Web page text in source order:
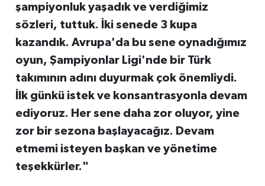
şampiyonluk yaşadık ve verdiğimiz
sözleri, tuttuk. İki senede 3 kupa
kazandık. Avrupa'da bu sene oynadığımız
oyun, Şampiyonlar Ligi'nde bir Türk
takımının adını duyurmak çok önemliydi.
İlk günkü istek ve konsantrasyonla devam
ediyoruz. Her sene daha zor oluyor, yine
zor bir sezona başlayacağız. Devam
etmemi isteyen başkan ve yönetime
teşekkürler."